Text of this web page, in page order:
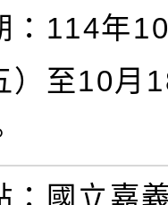
：114年
）至10月
：國立嘉